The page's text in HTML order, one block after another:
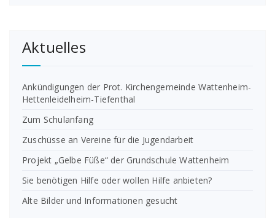
Aktuelles
Ankündigungen der Prot. Kirchengemeinde Wattenheim-
Hettenleidelheim-Tiefenthal
Zum Schulanfang
Zuschüsse an Vereine für die Jugendarbeit
Projekt „Gelbe Füße“ der Grundschule Wattenheim
Sie benötigen Hilfe oder wollen Hilfe anbieten?
Alte Bilder und Informationen gesucht